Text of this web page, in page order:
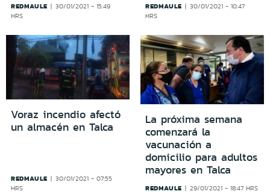
REDMAULE
30/01/2021 - 15:49
HRS
REDMAULE
30/01/2021 - 10:47
HRS
Voraz incendio afectó
un almacén en Talca
REDMAULE
30/01/2021 - 07:55
HRS
La próxima semana
comenzará la
vacunación a
domicilio para adultos
mayores en Talca
REDMAULE 29/01/2021 - 18:47 HRS